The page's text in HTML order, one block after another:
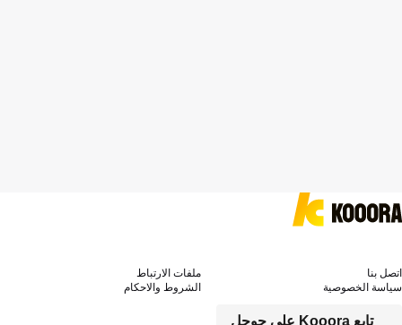
تابع Kooora على جوجل
اتصل بنا
ملفات الارتباط
سياسة الخصوصية
الشروط والاحكام